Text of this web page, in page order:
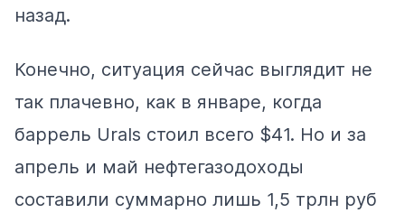
назад.
Конечно, ситуация сейчас выглядит не
так плачевно, как в январе, когда
баррель Urals стоил всего $41. Но и за
апрель и май нефтегазодоходы
составили суммарно лишь 1,5 трлн руб